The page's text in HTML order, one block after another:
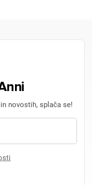
novostih, splača se!